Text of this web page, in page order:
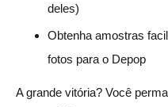
deles)
Obtenha amostras
fotos para o Depop
A grande vitória? Você